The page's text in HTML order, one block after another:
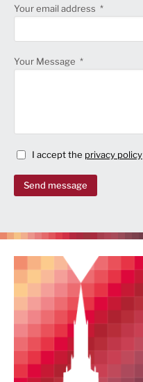
Your email address
Your Message
I accept the privacy policy
Send message